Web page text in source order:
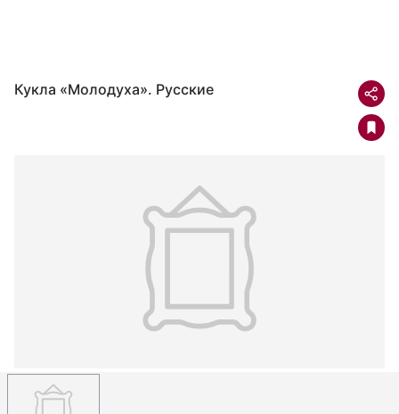
Кукла «Молодуха». Русские